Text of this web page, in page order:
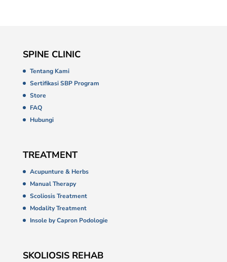
SPINE CLINIC
Tentang Kami
Sertifikasi SBP Program
Store
FAQ
Hubungi
TREATMENT
Acupunture & Herbs
Manual Therapy
Scoliosis Treatment
Modality Treatment
Insole by Capron Podologie
SKOLIOSIS REHAB